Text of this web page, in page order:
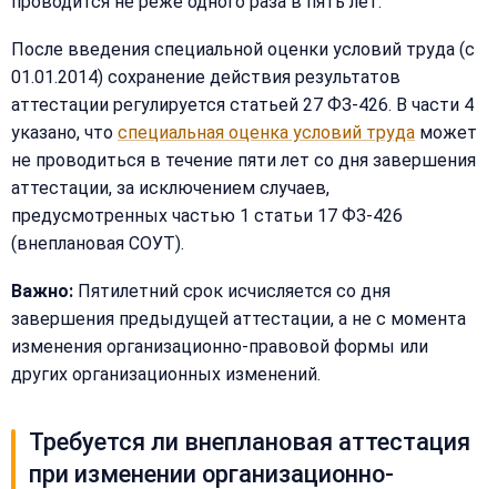
После введения специальной оценки условий труда (с
01.01.2014) сохранение действия результатов
аттестации регулируется статьей 27 ФЗ-426. В части 4
указано, что специальная оценка условий труда может
не проводиться в течение пяти лет со дня завершения
аттестации, за исключением случаев,
предусмотренных частью 1 статьи 17 ФЗ-426
(внеплановая СОУТ).
Важно: Пятилетний срок исчисляется со дня
завершения предыдущей аттестации, а не с момента
изменения организационно-правовой формы или
других организационных изменений.
Требуется ли внеплановая аттестация
при изменении организационно-